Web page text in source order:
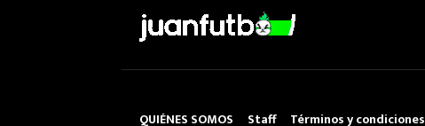
QUIÉNES SOMOS Staff Términos y condiciones